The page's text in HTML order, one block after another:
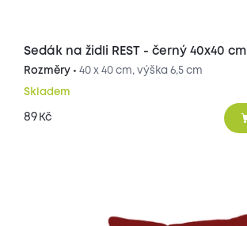
Sedák na židli REST - černý 40x40 cm
Rozměry • 40 x 40 cm, výška 6,5 cm
Skladem
89 Kč